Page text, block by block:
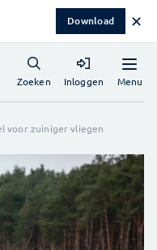
Download ✕
Menu
Zoeken Inloggen
voor zuiniger vliegen